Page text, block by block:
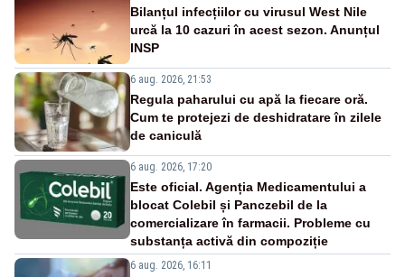
Bilanțul infecțiilor cu virusul West Nile
urcă la 10 cazuri în acest sezon. Anunțul
INSP
6 aug. 2026, 21:53
Regula paharului cu apă la fiecare oră.
Cum te protejezi de deshidratare în zilele
de caniculă
6 aug. 2026, 17:20
Este oficial. Agenția Medicamentului a
blocat Colebil și Panczebil de la
comercializare în farmacii. Probleme cu
substanța activă din compoziție
6 aug. 2026, 16:11